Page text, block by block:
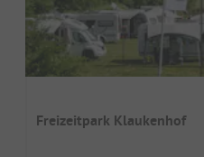
Freizeitpark Klaukenhof